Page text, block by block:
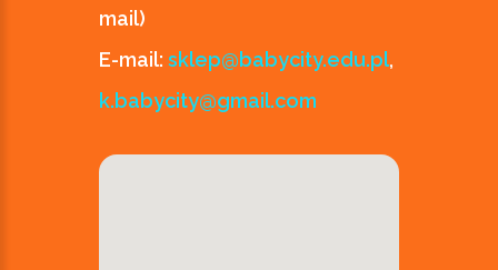
mail)
E-mail: sklep@babycity.edu.pl,
k.babycity@gmail.com